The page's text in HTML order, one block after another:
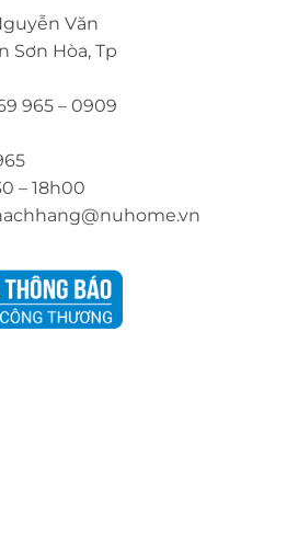
Văn
Sơn Hòa, Tp
965 – 0909
– 18h00